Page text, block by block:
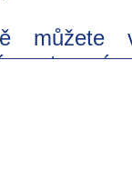
nastavení